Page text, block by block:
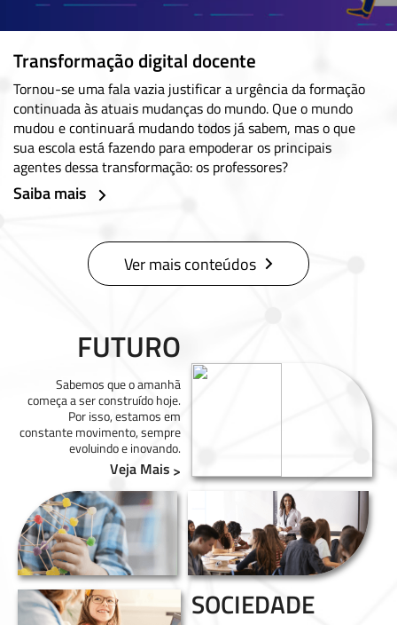
Transformação digital docente
Tornou-se uma fala vazia justificar a urgência da formação
continuada às atuais mudanças do mundo. Que o mundo
mudou e continuará mudando todos já sabem, mas o que
sua escola está fazendo para empoderar os principais
agentes dessa transformação: os professores?
Saiba mais
Ver mais conteúdos
FUTURO
Sabemos que o amanhã
começa a ser construído hoje.
Por isso, estamos em
constante movimento, sempre
evoluindo e inovando.
Veja Mais >
SOCIEDADE